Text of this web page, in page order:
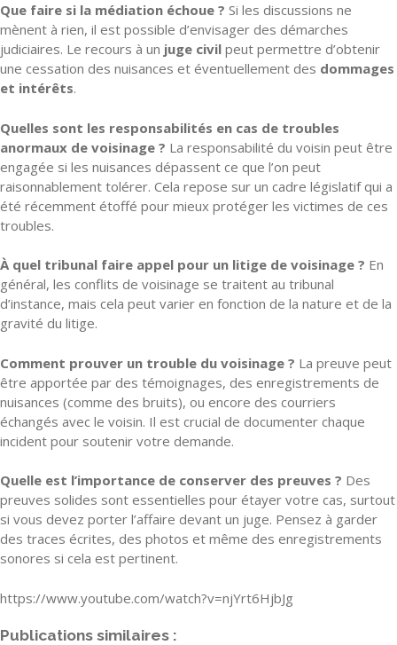
Que faire si la médiation échoue ? Si les discussions ne
mènent à rien, il est possible d’envisager des démarches
judiciaires. Le recours à un juge civil peut permettre d’obtenir
une cessation des nuisances et éventuellement des dommages
et intérêts.
Quelles sont les responsabilités en cas de troubles
anormaux de voisinage ? La responsabilité du voisin peut être
engagée si les nuisances dépassent ce que l’on peut
raisonnablement tolérer. Cela repose sur un cadre législatif qui a
été récemment étoffé pour mieux protéger les victimes de ces
troubles.
À quel tribunal faire appel pour un litige de voisinage ? En
général, les conflits de voisinage se traitent au tribunal
d’instance, mais cela peut varier en fonction de la nature et de la
gravité du litige.
Comment prouver un trouble du voisinage ? La preuve peut
être apportée par des témoignages, des enregistrements de
nuisances (comme des bruits), ou encore des courriers
échangés avec le voisin. Il est crucial de documenter chaque
incident pour soutenir votre demande.
Quelle est l’importance de conserver des preuves ? Des
preuves solides sont essentielles pour étayer votre cas, surtout
si vous devez porter l’affaire devant un juge. Pensez à garder
des traces écrites, des photos et même des enregistrements
sonores si cela est pertinent.
https://www.youtube.com/watch?v=njYrt6HjbJg
Publications similaires :